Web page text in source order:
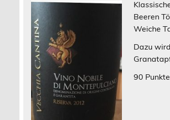
Beeren
Weiche
Dazu
90 Punkte